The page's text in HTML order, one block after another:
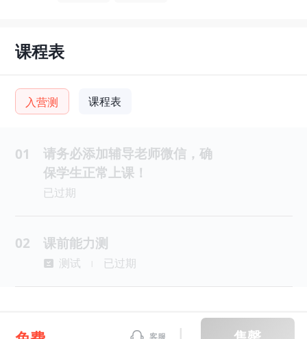
课程表
入营测 课程表
01
请务必添加辅导老师微信，确
保学生正常上课！
已过期
02 课前能力测
测试 已过期
客服